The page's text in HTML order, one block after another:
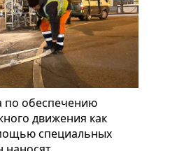
по обеспечению
движения как
специальных